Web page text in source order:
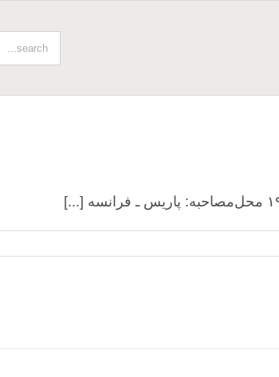
Search
for: